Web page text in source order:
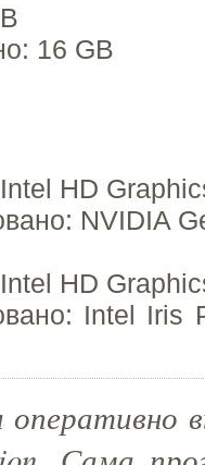
16 GB
HD
NVIDIA
HD
Intel Iris